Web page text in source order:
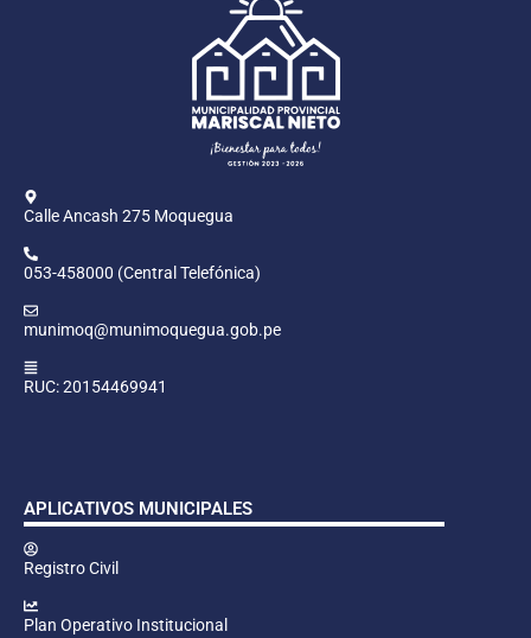
Calle Ancash 275 Moquegua
053-458000 (Central Telefónica)
munimoq@munimoquegua.gob.pe
RUC: 20154469941
APLICATIVOS MUNICIPALES
Registro Civil
Plan Operativo Institucional